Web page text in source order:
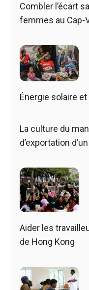
Combler l’écart
femmes au Cap-
Énergie solaire
La culture du
d’exportation
Aider les
de Hong Kong